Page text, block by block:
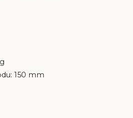
150 mm